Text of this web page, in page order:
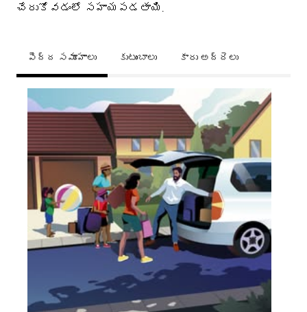
చేరుకోవడంలో సహాయపడతాయి.
పెద్ద సమూహాలు కుటుంబాలు కారు అద్దెలు